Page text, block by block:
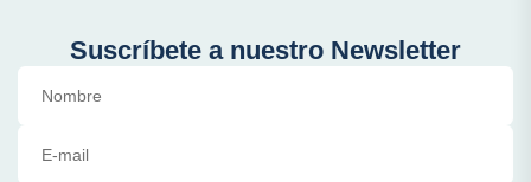
Suscríbete a nuestro Newsletter